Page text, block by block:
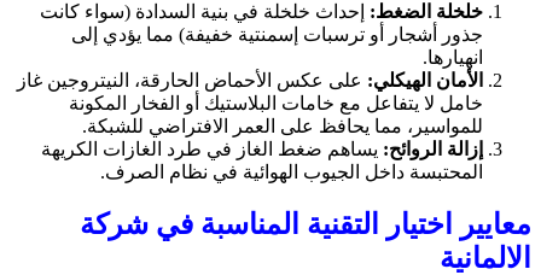
خلخلة الضغط: إحداث خلخلة في بنية السدادة (سواء كانت
جذور أشجار أو ترسبات إسمنتية خفيفة) مما يؤدي إلى
انهيارها.
الأمان الهيكلي: على عكس الأحماض الحارقة، النيتروجين غاز
خامل لا يتفاعل مع خامات البلاستيك أو الفخار المكونة
للمواسير، مما يحافظ على العمر الافتراضي للشبكة.
إزالة الروائح: يساهم ضغط الغاز في طرد الغازات الكريهة
المحتبسة داخل الجيوب الهوائية في نظام الصرف.
معايير اختيار التقنية المناسبة في شركة
الالمانية